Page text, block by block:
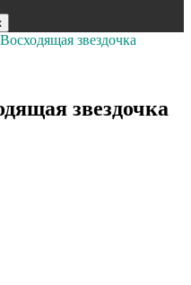
звездочка
звездочка